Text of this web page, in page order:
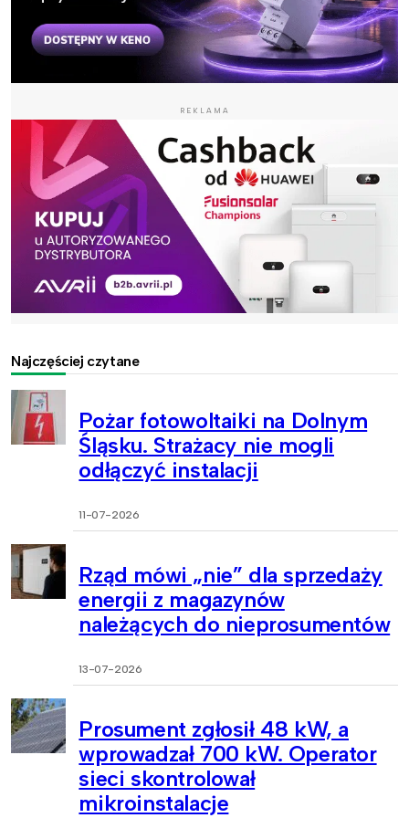
REKLAMA
Najczęściej czytane
Pożar fotowoltaiki na Dolnym
Śląsku. Strażacy nie mogli
odłączyć instalacji
11-07-2026
Rząd mówi „nie” dla sprzedaży
energii z magazynów
należących do nieprosumentów
13-07-2026
Prosument zgłosił 48 kW, a
wprowadzał 700 kW. Operator
sieci skontrolował
mikroinstalacje